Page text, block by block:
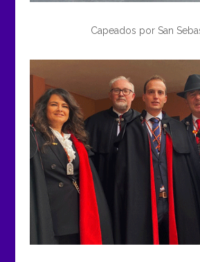
Capeados por San